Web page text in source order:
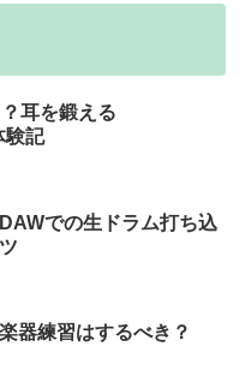
耳を鍛える
験記
での生ドラム打ち込
器練習はするべき？